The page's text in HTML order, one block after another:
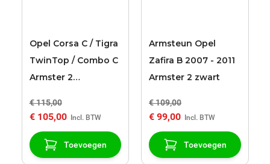
Opel Corsa C / Tigra
TwinTop / Combo C
Armster 2
armsteun
€ 115,00
€ 105,00
Toevoegen
Armsteun Opel
Zafira B 2007 - 2011
Armster 2 zwart
€ 109,00
€ 99,00
Toevoegen